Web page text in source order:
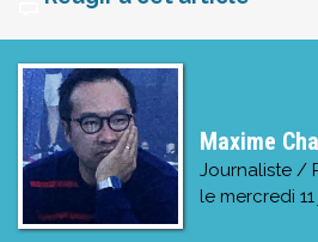
Maxime
Journaliste /
le mercredi 11